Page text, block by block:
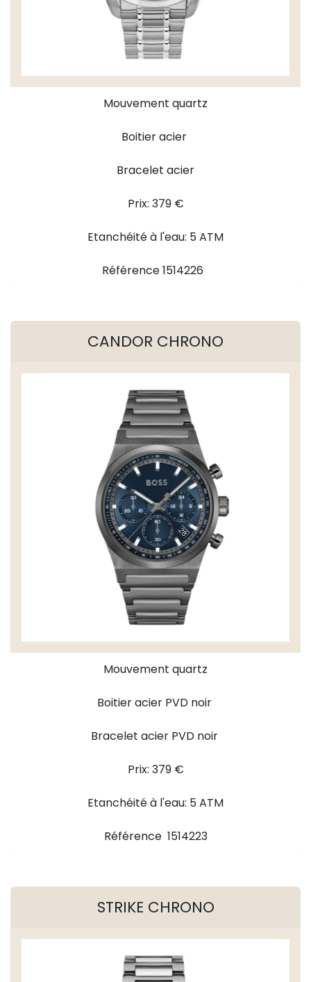
Mouvement quartz
Boitier acier
Bracelet acier
Prix: 379 €
Etanchéité à l'eau: 5 ATM
Référence 1514226
CANDOR CHRONO
Mouvement quartz
Boitier acier PVD noir
Bracelet acier PVD noir
Prix: 379 €
Etanchéité à l'eau: 5 ATM
Référence 1514223
STRIKE CHRONO